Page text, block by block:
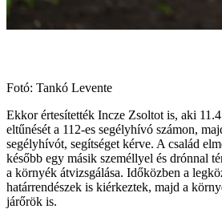
Fotó: Tankó Levente
Ekkor értesítették Incze Zsoltot is, aki
eltűnését a 112-es segélyhívó számon,
segélyhívót, segítséget kérve. A család
később egy másik személlyel és drónnal
a környék átvizsgálása. Időközben a
határrendészek is kiérkeztek, majd a
járőrök is.